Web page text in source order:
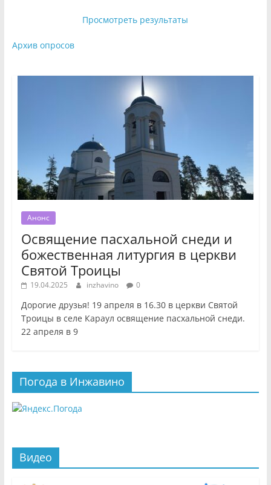
Просмотреть результаты
Архив опросов
Анонс
Освящение пасхальной снеди и
божественная литургия в церкви
Святой Троицы
19.04.2025 inzhavino 0
Дорогие друзья! 19 апреля в 16.30 в церкви Святой
Троицы в селе Караул освящение пасхальной снеди.
22 апреля в 9
Погода в Инжавино
Видео